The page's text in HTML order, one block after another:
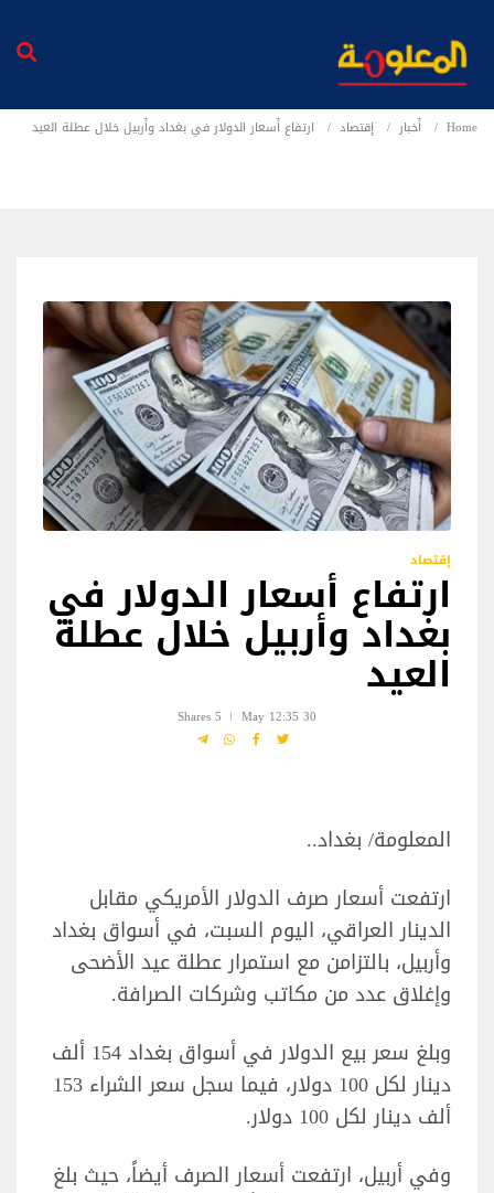
Home أخبار إقتصاد ارتفاع أسعار الدولار في بغداد وأربيل خلال عطلة العيد
إقتصاد
ارتفاع أسعار الدولار في
بغداد وأربيل خلال عطلة
العيد
30 May 12:35
5 Shares
المعلومة/ بغداد..
ارتفعت أسعار صرف الدولار الأمريكي مقابل
الدينار العراقي، اليوم السبت، في أسواق بغداد
وأربيل، بالتزامن مع استمرار عطلة عيد الأضحى
وإغلاق عدد من مكاتب وشركات الصرافة.
وبلغ سعر بيع الدولار في أسواق بغداد 154 ألف
دينار لكل 100 دولار، فيما سجل سعر الشراء 153
ألف دينار لكل 100 دولار.
وفي أربيل، ارتفعت أسعار الصرف أيضاً، حيث بلغ